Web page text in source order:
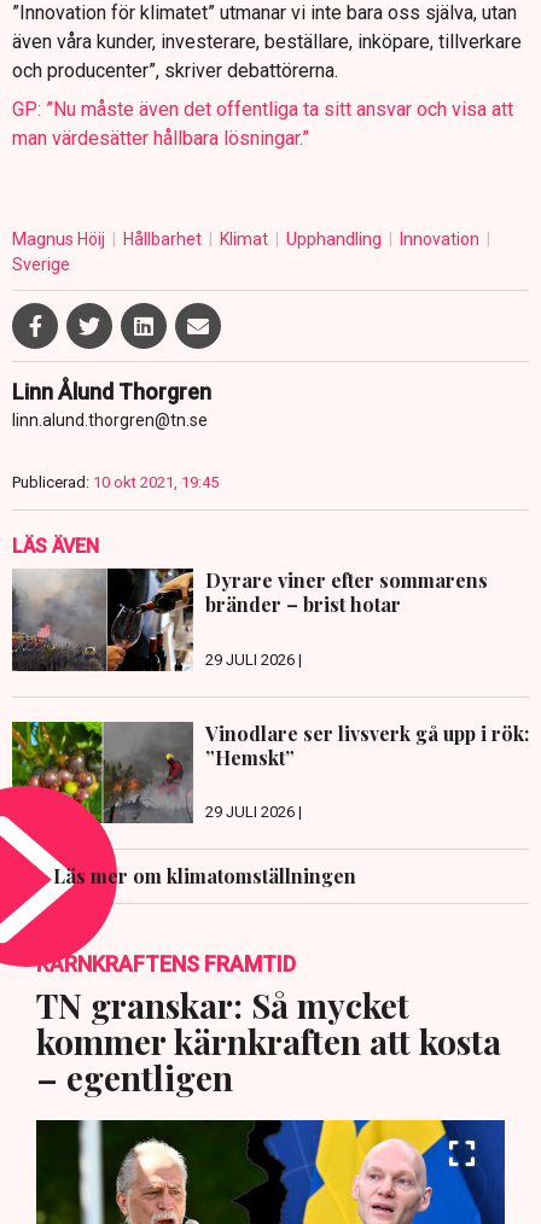
”Innovation för klimatet” utmanar vi inte bara oss själva, utan
även våra kunder, investerare, beställare, inköpare, tillverkare
och producenter”, skriver debattörerna.
GP: ”Nu måste även det offentliga ta sitt ansvar och visa att
man värdesätter hållbara lösningar.”
Magnus Höij Hållbarhet Klimat Upphandling
Innovation
Sverige
Linn Ålund Thorgren
linn.alund.thorgren@tn.se
Publicerad: 10 okt 2021, 19:45
LÄS ÄVEN
Dyrare viner efter sommarens
bränder – brist hotar
29 JULI 2026 |
Vinodlare ser livsverk gå upp i rök:
”Hemskt”
29 JULI 2026 |
Läs mer om klimatomställningen
KÄRNKRAFTENS FRAMTID
TN granskar: Så mycket
kommer kärnkraften att kosta
– egentligen